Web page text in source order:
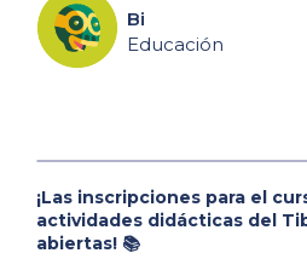
Bi
Educación
¡Las inscripciones para el
actividades didácticas del
abiertas! 📚